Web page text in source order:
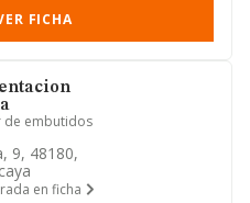
FICHA
de embutidos
9, 48180,
en ficha